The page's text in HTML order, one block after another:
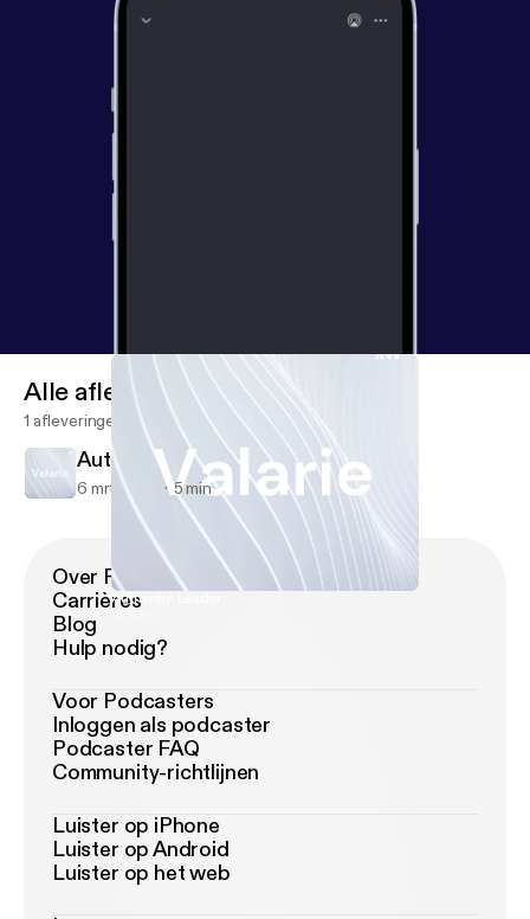
Authentic Leader
Alle afleveringen
1 afleveringen
Authentic Leader
6 mrt 2023 5 min
Over Podimo
Carrières
Blog
Hulp nodig?
Voor Podcasters
Inloggen als podcaster
Podcaster FAQ
Community-richtlijnen
Luister op iPhone
Luister op Android
Luister op het web